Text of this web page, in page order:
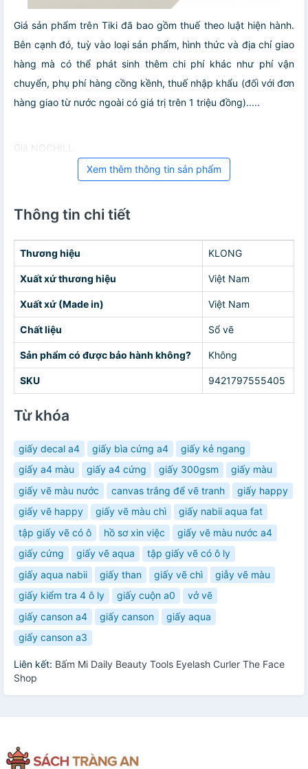
Giá sản phẩm trên Tiki đã bao gồm thuế theo luật hiện hành.
Bên cạnh đó, tuỳ vào loại sản phẩm, hình thức và địa chỉ giao
hàng mà có thể phát sinh thêm chi phí khác như phí vận
chuyển, phụ phí hàng cồng kềnh, thuế nhập khẩu (đối với đơn
hàng giao từ nước ngoài có giá trị trên 1 triệu đồng).....
Giá NOCHILL
Xem thêm thông tin sản phẩm
Thông tin chi tiết
Thương hiệu KLONG
Xuất xứ thương hiệu Việt Nam
Xuất xứ (Made in) Việt Nam
Chất liệu Sổ vẽ
Sản phẩm có được bảo hành không? Không
SKU 9421797555405
Từ khóa
giấy decal a4 giấy bìa cứng a4
giấy kẻ ngang
giấy a4 màu
giấy a4 cứng giấy 300gsm
giấy màu
giấy vẽ màu nước
canvas trắng để vẽ tranh
giấy happy
giấy vẽ happy
giấy vẽ màu chì
giấy nabii aqua fat
tập giấy vẽ có ô
hồ sơ xin việc
giấy vẽ màu nước a4
giấy cứng
giấy vẽ aqua
tập giấy vẽ có ô ly
giấy aqua nabii
giấy than giấy vẽ chì
giẫy vẽ màu
giấy kiểm tra 4 ô ly
giấy cuộn a0
vở vẽ
giấy canson a4
giấy canson
giấy aqua
giấy canson a3
Liên kết: Bấm Mi Daily Beauty Tools Eyelash Curler The Face
Shop